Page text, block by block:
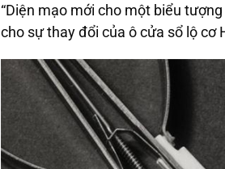
“Diện mạo mới cho một biểu
cho sự thay đổi của ô cửa sổ lộ